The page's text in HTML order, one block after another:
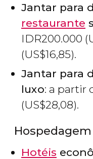
Jantar para
restaurante
IDR200.000 (
(US$16,85).
Jantar para
luxo: a partir
(US$28,08).
Hospedagem
Hotéis